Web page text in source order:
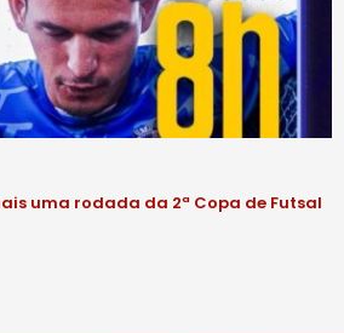
uma rodada da 2ª Copa de Futsal